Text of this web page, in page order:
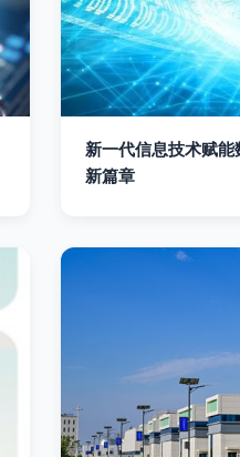
新一代信息技术赋
新篇章